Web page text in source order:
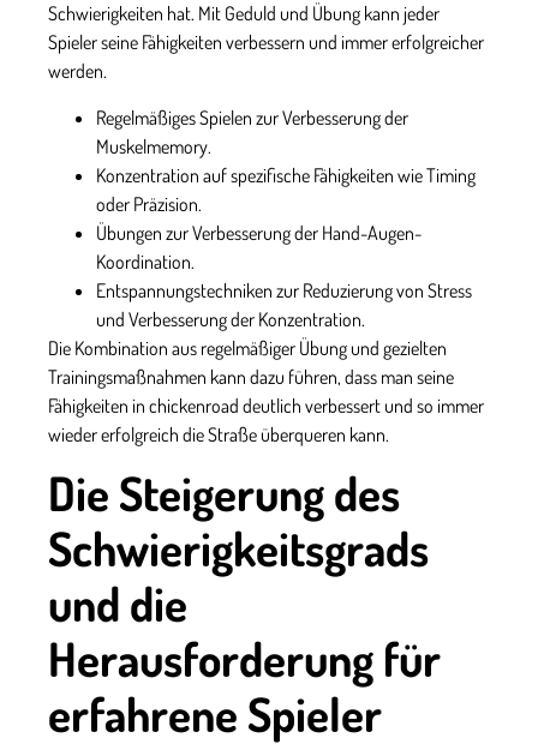
Schwierigkeiten hat. Mit Geduld und Übung kann jeder
Spieler seine Fähigkeiten verbessern und immer erfolgreicher
werden.
Regelmäßiges Spielen zur Verbesserung der
Muskelmemory.
Konzentration auf spezifische Fähigkeiten wie Timing
oder Präzision.
Übungen zur Verbesserung der Hand-Augen-
Koordination.
Entspannungstechniken zur Reduzierung von Stress
und Verbesserung der Konzentration.
Die Kombination aus regelmäßiger Übung und gezielten
Trainingsmaßnahmen kann dazu führen, dass man seine
Fähigkeiten in chickenroad deutlich verbessert und so immer
wieder erfolgreich die Straße überqueren kann.
Die Steigerung des
Schwierigkeitsgrads
und die
Herausforderung für
erfahrene Spieler